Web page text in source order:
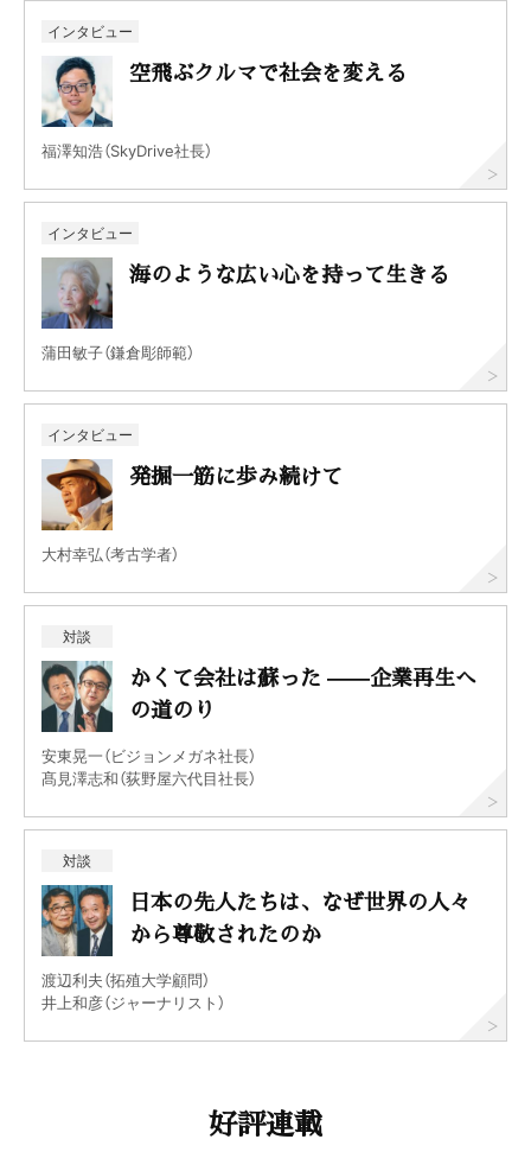
インタビュー
空飛ぶクルマで社会を変える
福澤知浩（SkyDrive社長）
インタビュー
海のような広い心を持って生きる
蒲田敏子（鎌倉彫師範）
インタビュー
発掘一筋に歩み続けて
大村幸弘（考古学者）
対談
かくて会社は蘇った ——企業再生へ
の道のり
安東晃一（ビジョンメガネ社長）
髙見澤志和（荻野屋六代目社長）
対談
日本の先人たちは、なぜ世界の人々
から尊敬されたのか
渡辺利夫（拓殖大学顧問）
井上和彦（ジャーナリスト）
好評連載